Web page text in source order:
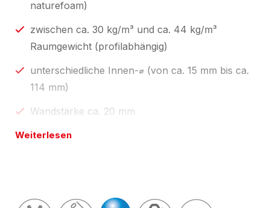
naturefoam)
zwischen ca. 30 kg/m³ und ca. 44 kg/m³
Raumgewicht (profilabhängig)
unterschiedliche Innen-⌀ (von ca. 15 mm bis ca.
114 mm)
Wandstärke ca. 20 mm
in Ausführung "Preslit" (längs angeschlitzt)
Weiterlesen